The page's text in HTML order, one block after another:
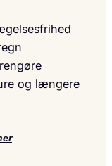
og længere